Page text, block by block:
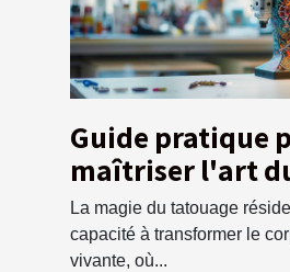
Guide pratique
maîtriser l'art
tatouage en
débutant
La magie du tatouage
capacité à transformer le
vivante, où...